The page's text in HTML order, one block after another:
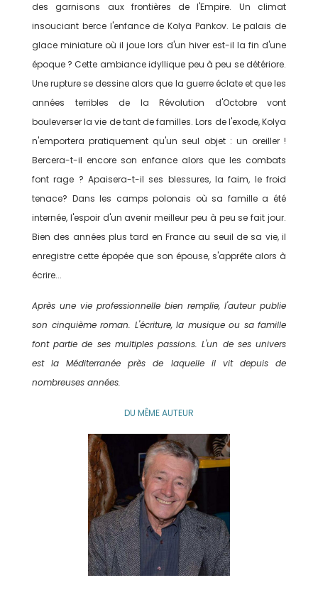
des garnisons aux frontières de l'Empire. Un climat
insouciant berce l'enfance de Kolya Pankov. Le palais de
glace miniature où il joue lors d'un hiver est-il la fin d'une
époque ? Cette ambiance idyllique peu à peu se détériore.
Une rupture se dessine alors que la guerre éclate et que les
années terribles de la Révolution d'Octobre vont
bouleverser la vie de tant de familles. Lors de l'exode, Kolya
n'emportera pratiquement qu'un seul objet : un oreiller !
Bercera-t-il encore son enfance alors que les combats
font rage ? Apaisera-t-il ses blessures, la faim, le froid
tenace? Dans les camps polonais où sa famille a été
internée, l'espoir d'un avenir meilleur peu à peu se fait jour.
Bien des années plus tard en France au seuil de sa vie, il
enregistre cette épopée que son épouse, s'apprête alors à
écrire...
Après une vie professionnelle bien remplie, l'auteur publie
son cinquième roman. L'écriture, la musique ou sa famille
font partie de ses multiples passions. L'un de ses univers
est la Méditerranée près de laquelle il vit depuis de
nombreuses années.
DU MÊME AUTEUR